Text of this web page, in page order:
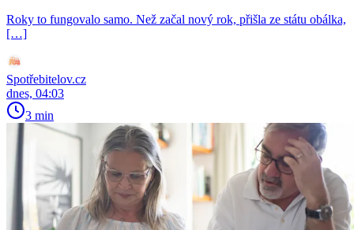
Roky to fungovalo samo. Než začal nový rok, přišla ze státu obálka,
[…]
Spotřebitelov.cz
dnes, 04:03
3 min